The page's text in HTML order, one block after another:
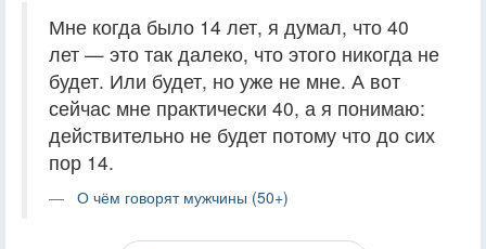
Мне когда было 14 лет, я думал, что 40
лет — это так далеко, что этого никогда не
будет. Или будет, но уже не мне. А вот
сейчас мне практически 40, а я понимаю:
действительно не будет потому что до сих
пор 14.
О чём говорят мужчины (50+)